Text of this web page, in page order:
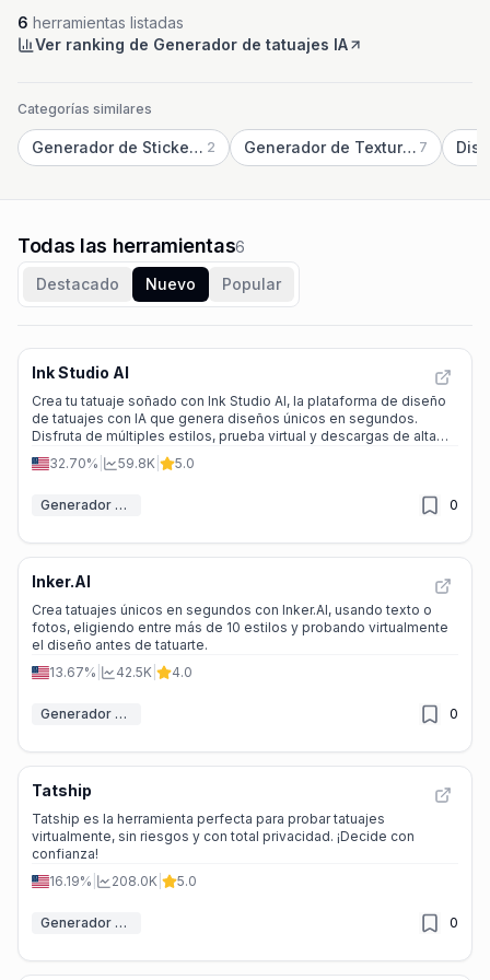
6 herramientas listadas
Ver ranking de Generador de tatuajes IA
Categorías similares
Generador de Stickers IA 2 Generador de Texturas IA 7
Todas las herramientas6
Destacado
Nuevo Popular
Ink Studio AI
Crea tu tatuaje soñado con Ink Studio AI, la plataforma de diseño
de tatuajes con IA que genera diseños únicos en segundos.
Disfruta de múltiples estilos, prueba virtual y descargas de alta
calidad.
32.70% 59.8K 5.0
Generador de tatuajes IA 0
Inker.AI
Crea tatuajes únicos en segundos con Inker.AI, usando texto o
fotos, eligiendo entre más de 10 estilos y probando virtualmente
el diseño antes de tatuarte.
13.67%
42.5K 4.0
Generador de tatuajes IA 0
Tatship
Tatship es la herramienta perfecta para probar tatuajes
virtualmente, sin riesgos y con total privacidad. ¡Decide con
confianza!
16.19%
208.0K 5.0
Generador de tatuajes IA 0